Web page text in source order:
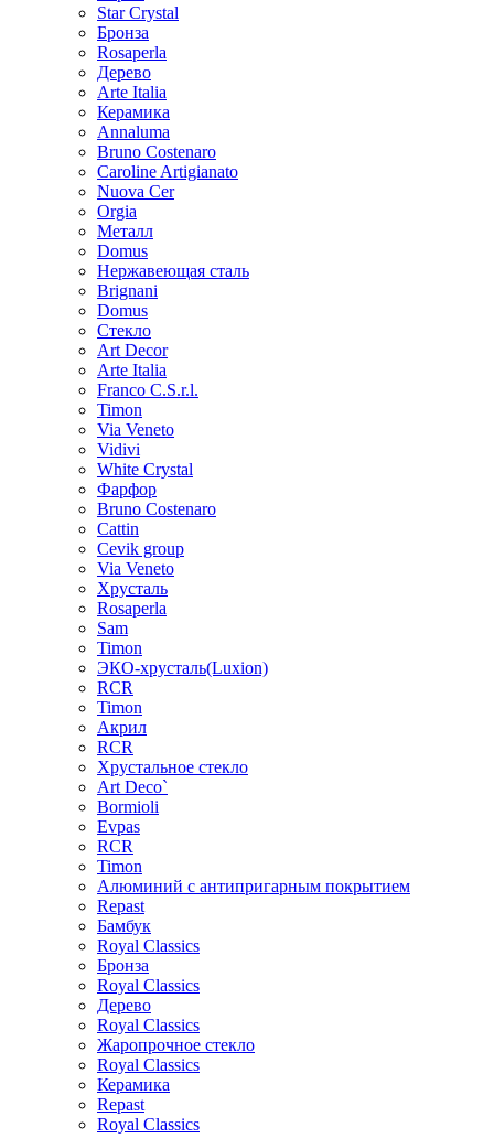
Star Crystal
Бронза
Rosaperla
Дерево
Arte Italia
Керамика
Annaluma
Bruno Costenaro
Caroline Artigianato
Nuova Cer
Orgia
Металл
Domus
Нержавеющая сталь
Brignani
Domus
Стекло
Art Decor
Arte Italia
Franco C.S.r.l.
Timon
Via Veneto
Vidivi
White Crystal
Фарфор
Bruno Costenaro
Cattin
Cevik group
Via Veneto
Хрусталь
Rosaperla
Sam
Timon
ЭКО-хрусталь(Luxion)
RCR
Timon
Акрил
RCR
Хрустальное стекло
Art Deco`
Bormioli
Evpas
RCR
Timon
Алюминий с антипригарным покрытием
Repast
Бамбук
Royal Classics
Бронза
Royal Classics
Дерево
Royal Classics
Жаропрочное стекло
Royal Classics
Керамика
Repast
Royal Classics